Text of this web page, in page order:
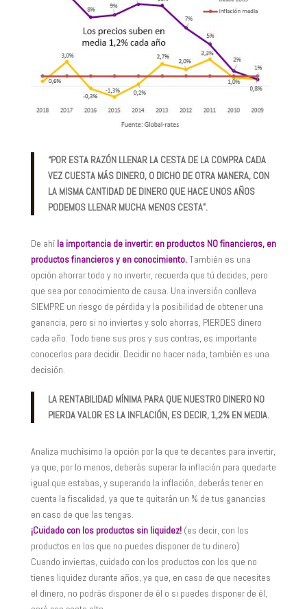
“POR ESTA RAZÓN LLENAR LA CESTA DE LA COMPRA CADA
VEZ CUESTA MÁS DINERO, O DICHO DE OTRA MANERA, CON
LA MISMA CANTIDAD DE DINERO QUE HACE UNOS AÑOS
PODEMOS LLENAR MUCHA MENOS CESTA”.
De ahíla importancia de invertir: en productos NO financieros, en
productos financieros y en conocimiento.También es una
opción ahorrar todo y no invertir, recuerda que tú decides, pero
que sea por conocimiento de causa. Una inversión conlleva
SIEMPRE un riesgo de pérdida y la posibilidad de obtener una
ganancia, pero si no inviertes y solo ahorras, PIERDES dinero
cada año. Todo tiene sus pros y sus contras, es importante
conocerlos para decidir. Decidir no hacer nada, también es una
decisión.
LA RENTABILIDAD MÍNIMA PARA QUE NUESTRO DINERO NO
PIERDA VALOR ES LA INFLACIÓN, ES DECIR, 1,2% EN MEDIA.
Analiza muchísimo la opción por la que te decantes para invertir,
ya que, por lo menos, deberás superar la inflación para quedarte
igual que estabas, y superando la inflación, deberás tener en
cuenta la fiscalidad, ya que te quitarán un % de tus ganancias
en caso de que las tengas.
¡Cuidado con los productos sin liquidez!(es decir, con los
productos en los que no puedes disponer de tu dinero)
Cuando inviertas, cuidado con los productos con los que no
tienes liquidez durante años, ya que, en caso de que necesites
el dinero, no podrás disponer de él o si puedes disponer de él,